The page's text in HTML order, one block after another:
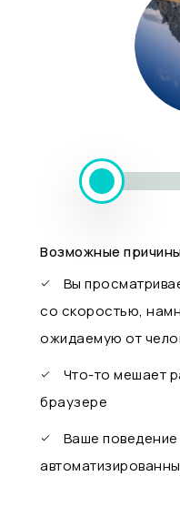
Возможные
Вы
со скоростью,
ожидаемую от
Что-то мешает
браузере
Ваше